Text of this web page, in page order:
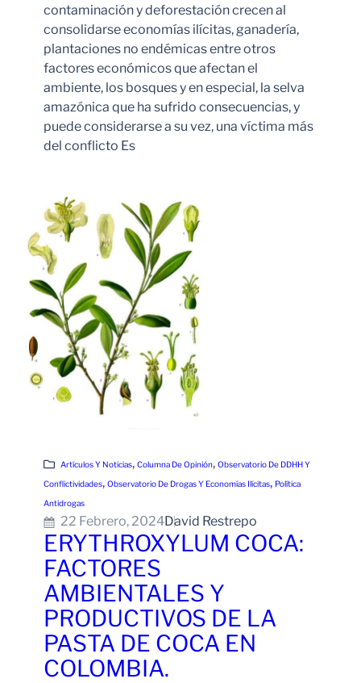
contaminación y deforestación crecen al
consolidarse economías ilícitas, ganadería,
plantaciones no endémicas entre otros
factores económicos que afectan el
ambiente, los bosques y en especial, la selva
amazónica que ha sufrido consecuencias, y
puede considerarse a su vez, una víctima más
del conflicto Es
Artículos Y Noticias, Columna De Opinión, Observatorio De DDHH Y
Conflictividades, Observatorio De Drogas Y Economías Ilícitas, Política
Antidrogas
22 Febrero, 2024David Restrepo
ERYTHROXYLUM COCA:
FACTORES
AMBIENTALES Y
PRODUCTIVOS DE LA
PASTA DE COCA EN
COLOMBIA.